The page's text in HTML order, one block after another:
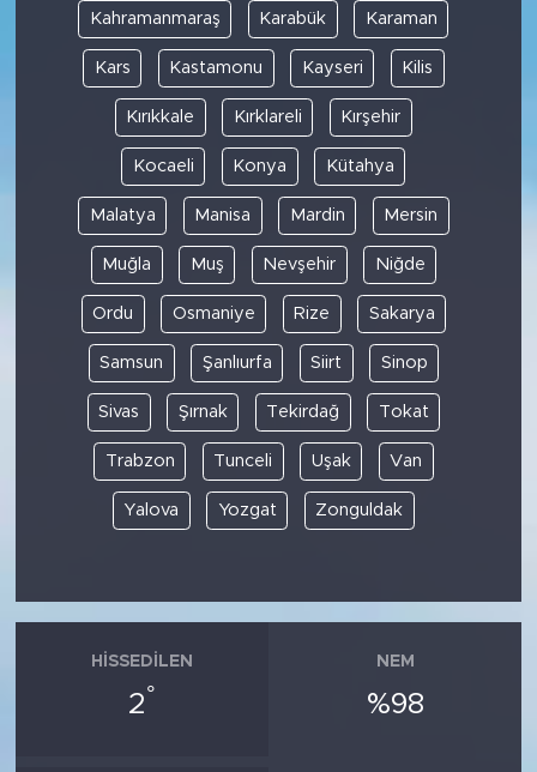
Kahramanmaraş Karabük Karaman
Kars Kastamonu Kayseri Kilis
Kırıkkale Kırklareli Kırşehir
Kocaeli Konya Kütahya
Malatya Manisa Mardin Mersin
Muğla Muş Nevşehir Niğde
Ordu Osmaniye Rize Sakarya
Samsun Şanlıurfa Siirt Sinop
Sivas Şırnak Tekirdağ Tokat
Trabzon Tunceli Uşak Van
Yalova Yozgat Zonguldak
HISSEDILEN
2°
NEM
%98